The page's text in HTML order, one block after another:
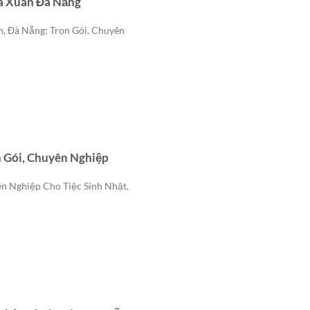
Đà Nẵng: Trọn Gói, Chuyên
Chuyên Nghiệp
Nghiệp Cho Tiệc Sinh Nhật,